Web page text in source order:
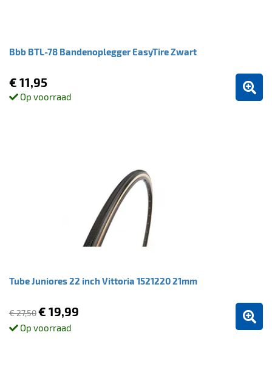
Bbb BTL-78 Bandenoplegger EasyTire Zwart
€ 11,95
Op voorraad
Tube Juniores 22 inch Vittoria 1521220 21mm
€ 27,50€ 19,99
Op voorraad